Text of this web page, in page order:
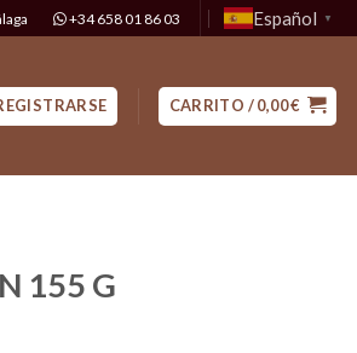
+34 658 01 86 03 Español ▼
CARRITO /0,00€
155 G